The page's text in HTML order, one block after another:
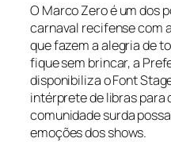
O Marco Zero é um dos
carnaval recifense com
que fazem a alegria de
fique sem brincar, a
disponibiliza o Font
intérprete de libras para
comunidade surda
emoções dos shows.